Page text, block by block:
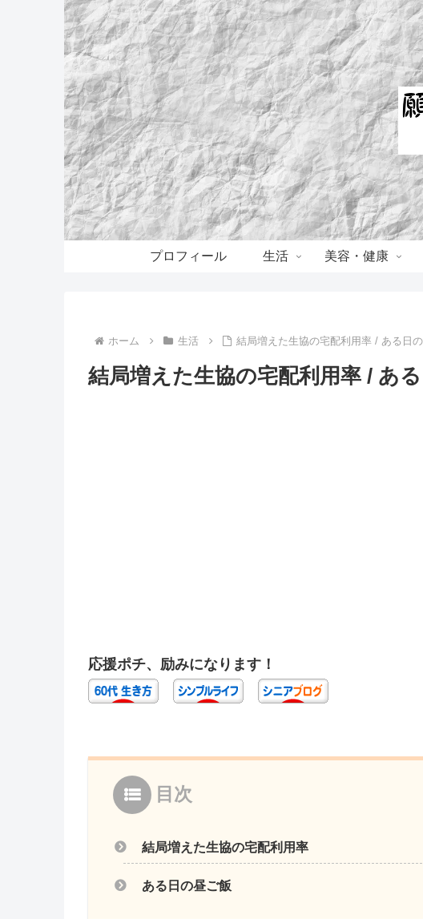
プロフィール 生活 美容・健康
ホーム 生活 結局増えた生協の宅配利用率 / ある日
結局増えた生協の宅配利用率 / あ
応援ポチ、励みになります！
目次
結局増えた生協の宅配利用率
ある日の昼ご飯